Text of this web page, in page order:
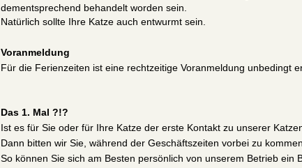
dementsprechend behandelt worden sein.
Natürlich sollte Ihre Katze auch entwurmt sein.
Voranmeldung
Für die Ferienzeiten ist eine rechtzeitige Voranmeldung unbedingt
Das 1. Mal ?!?
Ist es für Sie oder für Ihre Katze der erste Kontakt zu unserer
Dann bitten wir Sie, während der Geschäftszeiten vorbei zu
So können Sie sich am Besten persönlich von unserem Betrieb ein